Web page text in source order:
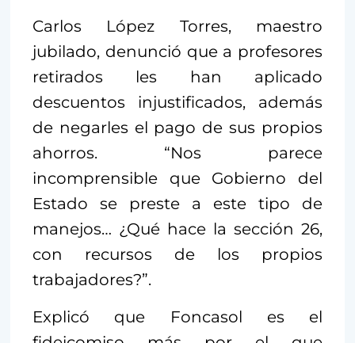
Carlos López Torres, maestro
jubilado, denunció que a profesores
retirados les han aplicado
descuentos injustificados, además
de negarles el pago de sus propios
ahorros. “Nos parece
incomprensible que Gobierno del
Estado se preste a este tipo de
manejos… ¿Qué hace la sección 26,
con recursos de los propios
trabajadores?”.
Explicó que Foncasol es el